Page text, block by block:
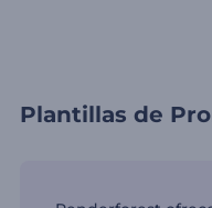
Plantillas de